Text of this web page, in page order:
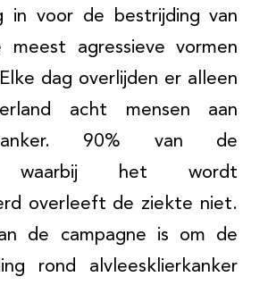
in voor de bestrijding van
agressieve vormen
dag overlijden er alleen
acht mensen aan
90% van de
waarbij het wordt
overleeft de ziekte niet.
de campagne is om de
rond alvleesklierkanker